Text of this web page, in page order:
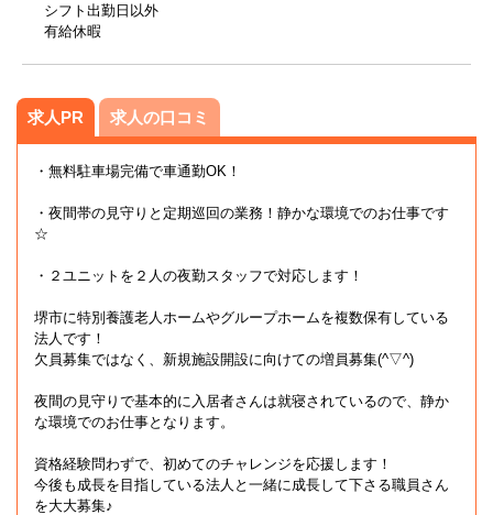
シフト出勤日以外
有給休暇
求人PR 求人の口コミ
・無料駐車場完備で車通勤OK！
・夜間帯の見守りと定期巡回の業務！静かな環境でのお仕事です
☆
・２ユニットを２人の夜勤スタッフで対応します！
堺市に特別養護老人ホームやグループホームを複数保有している
法人です！
欠員募集ではなく、新規施設開設に向けての増員募集(^▽^)
夜間の見守りで基本的に入居者さんは就寝されているので、静か
な環境でのお仕事となります。
資格経験問わずで、初めてのチャレンジを応援します！
今後も成長を目指している法人と一緒に成長して下さる職員さん
を大大募集♪